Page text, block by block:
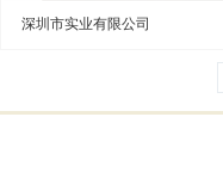
深圳市实业有限公司